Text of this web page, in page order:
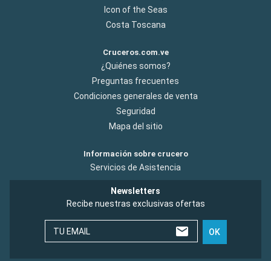
Icon of the Seas
Costa Toscana
Cruceros.com.ve
¿Quiénes somos?
Preguntas frecuentes
Condiciones generales de venta
Seguridad
Mapa del sitio
Información sobre crucero
Servicios de Asistencia
Newsletters
Recibe nuestras exclusivas ofertas
TU EMAIL OK